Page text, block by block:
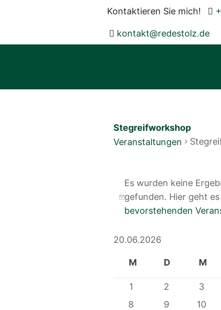
Kontaktieren Sie mich!
ed.zl
otsed
er@tk
atnok
Stegreifworkshop
Veranstaltungen
Hinweis
Es wurden keine
gefunden. Hier geht
bevorstehenden
20.06.2026
wählen.
Kalender
von
Veranstaltungen
M
D
M
0
1
0
2
0
3
0
8
0
9
0
10